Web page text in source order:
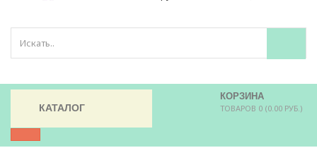
КОРЗИНА
ТОВАРОВ 0 (0.00 РУБ.)
КАТАЛОГ